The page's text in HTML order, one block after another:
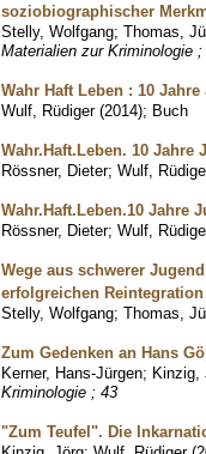
soziobiographischer
Stelly, Wolfgang; Thomas,
Materialien zur Kriminologie ;
Wahr Haft Leben : 10
Wulf, Rüdiger (2014); Buch
Wahr.Haft.Leben. 10
Rössner, Dieter; Wulf,
Wahr.Haft.Leben.10 Jahre
Rössner, Dieter; Wulf,
Wege aus schwerer
erfolgreichen
Stelly, Wolfgang; Thomas,
Zum Gedenken an Hans
Kerner, Hans-Jürgen; Kinzig,
Kriminologie ; 43
"Zum Teufel". Die